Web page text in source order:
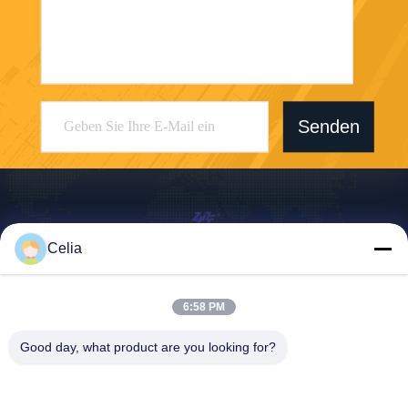
Senden
Shenzhen Zhong Jian South Environment
86--13392805835
Celia
6:58 PM
Good day, what product are you looking for?